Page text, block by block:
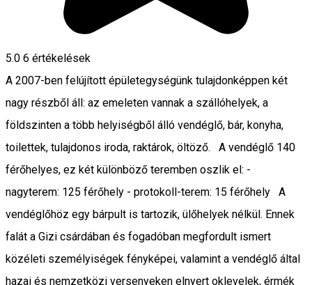
5.0 6 értékelések
A 2007-ben felújított épületegységünk tulajdonképpen két
nagy részből áll: az emeleten vannak a szállóhelyek, a
földszinten a több helyiségből álló vendéglő, bár, konyha,
toilettek, tulajdonos iroda, raktárok, öltöző. A vendéglő 140
férőhelyes, ez két különböző teremben oszlik el: -
nagyterem: 125 férőhely - protokoll-terem: 15 férőhely A
vendéglőhöz egy bárpult is tartozik, ülőhelyek nélkül. Ennek
falát a Gizi csárdában és fogadóban megfordult ismert
közéleti személyiségek fényképei, valamint a vendéglő által
hazai és nemzetközi versenyeken elnyert oklevelek, érmék